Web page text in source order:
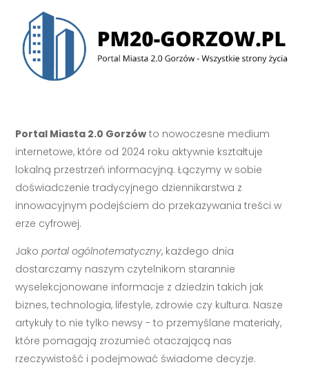
Portal Miasta 2.0 Gorzów to nowoczesne medium
internetowe, które od 2024 roku aktywnie kształtuje
lokalną przestrzeń informacyjną. Łączymy w sobie
doświadczenie tradycyjnego dziennikarstwa z
innowacyjnym podejściem do przekazywania treści w
erze cyfrowej.
Jakoportal ogólnotematyczny, każdego dnia
dostarczamy naszym czytelnikom starannie
wyselekcjonowane informacje z dziedzin takich jak
biznes, technologia, lifestyle, zdrowie czy kultura. Nasze
artykuły to nie tylko newsy - to przemyślane materiały,
które pomagają zrozumieć otaczającą nas
rzeczywistość i podejmować świadome decyzje.